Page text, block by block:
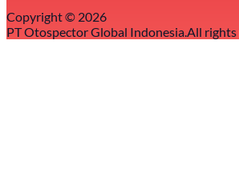
Copyright © 2026
PT Otospector Global Indonesia.All rights